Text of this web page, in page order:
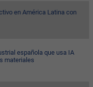
en América Latina con
española que usa IA
materiales